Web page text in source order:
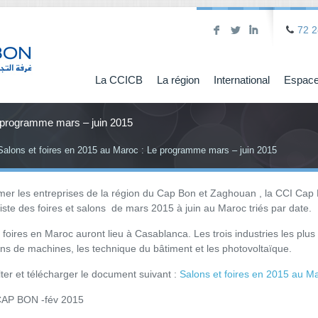
F L I 72
La CCICB La région International
mars – juin 2015
et foires en 2015 au Maroc : Le programme mars – juin 2015
les entreprises de la région du Cap Bon et Zaghouan , la CCI Cap
des foires et salons de mars 2015 à juin au Maroc triés par date.
en Maroc auront lieu à Casablanca. Les trois industries les
de machines, les technique du bâtiment et les photovoltaïque.
et télécharger le document suivant : Salons et foires en 2015 au
BON -fév 2015